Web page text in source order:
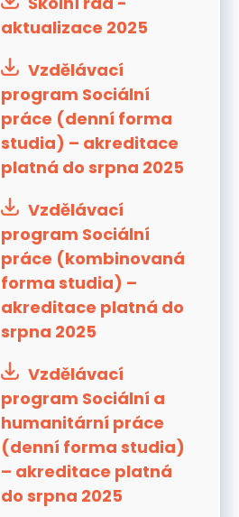
aktualizace 2025
Vzdělávací
program Sociální
práce (denní forma
studia) – akreditace
platná do srpna 2025
Vzdělávací
program Sociální
práce (kombinovaná
forma studia) –
akreditace platná do
srpna 2025
Vzdělávací
program Sociální a
humanitární práce
(denní forma studia)
– akreditace platná
do srpna 2025